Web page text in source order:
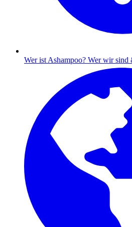
Wer ist Ashampoo? Wer wir sind